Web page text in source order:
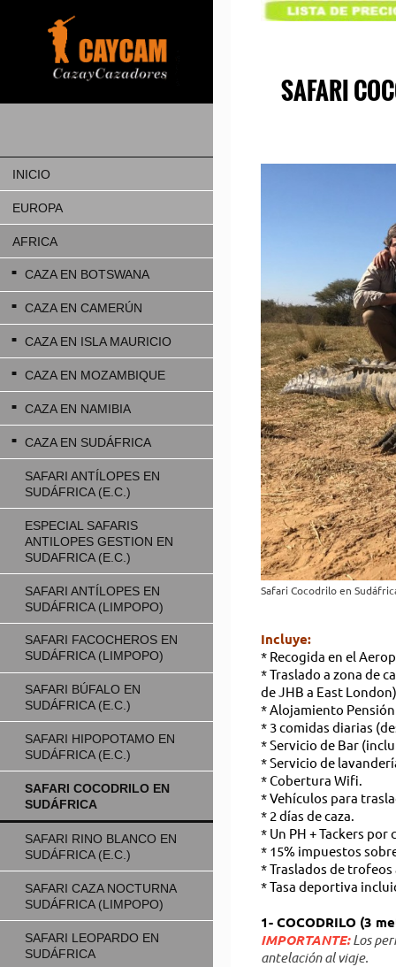
INICIO
EUROPA
AFRICA
CAZA EN BOTSWANA
CAZA EN CAMERÚN
CAZA EN ISLA MAURICIO
CAZA EN MOZAMBIQUE
CAZA EN NAMIBIA
CAZA EN SUDÁFRICA
SAFARI ANTÍLOPES EN
SUDÁFRICA (E.C.)
ESPECIAL SAFARIS
ANTILOPES GESTION EN
SUDAFRICA (E.C.)
SAFARI ANTÍLOPES EN
SUDÁFRICA (LIMPOPO)
SAFARI FACOCHEROS EN
SUDÁFRICA (LIMPOPO)
SAFARI BÚFALO EN
SUDÁFRICA (E.C.)
SAFARI HIPOPOTAMO EN
SUDÁFRICA (E.C.)
SAFARI COCODRILO EN
SUDÁFRICA
SAFARI RINO BLANCO EN
SUDÁFRICA (E.C.)
SAFARI CAZA NOCTURNA
SUDÁFRICA (LIMPOPO)
SAFARI LEOPARDO EN
SUDÁFRICA
SAFARI
Safari Cocodrilo en
Incluye:
* Recogida en el
* Traslado a zona de
de JHB a East
* Alojamiento
* 3 comidas diarias
* Servicio de Bar
* Servicio de
* Cobertura Wifi.
* Vehículos para
* 2 días de caza.
* Un PH + Tackers por
* 15% impuestos
* Traslados de
* Tasa deportiva
1- COCODRILO (3
IMPORTANTE:Los
antelación al viaje.